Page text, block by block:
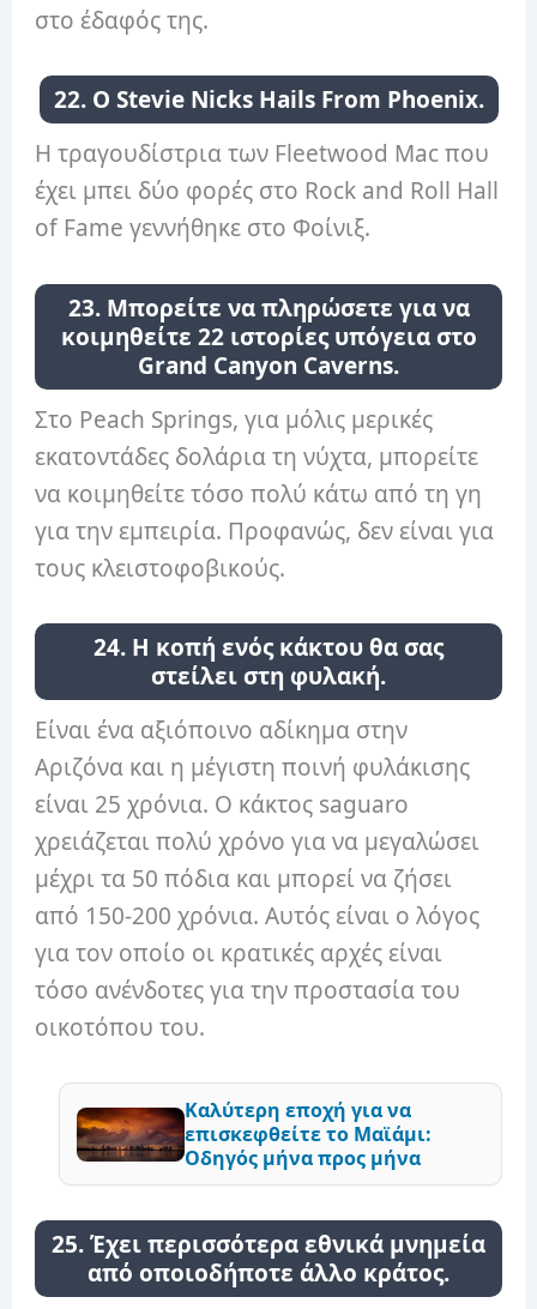
στο έδαφός της.
22. Ο Stevie Nicks Hails From Phoenix.
Η τραγουδίστρια των Fleetwood Mac που
έχει μπει δύο φορές στο Rock and Roll Hall
of Fame γεννήθηκε στο Φοίνιξ.
23. Μπορείτε να πληρώσετε για να
κοιμηθείτε 22 ιστορίες υπόγεια στο
Grand Canyon Caverns.
Στο Peach Springs, για μόλις μερικές
εκατοντάδες δολάρια τη νύχτα, μπορείτε
να κοιμηθείτε τόσο πολύ κάτω από τη γη
για την εμπειρία. Προφανώς, δεν είναι για
τους κλειστοφοβικούς.
24. Η κοπή ενός κάκτου θα σας
στείλει στη φυλακή.
Είναι ένα αξιόποινο αδίκημα στην
Αριζόνα και η μέγιστη ποινή φυλάκισης
είναι 25 χρόνια. Ο κάκτος saguaro
χρειάζεται πολύ χρόνο για να μεγαλώσει
μέχρι τα 50 πόδια και μπορεί να ζήσει
από 150-200 χρόνια. Αυτός είναι ο λόγος
για τον οποίο οι κρατικές αρχές είναι
τόσο ανένδοτες για την προστασία του
οικοτόπου του.
Καλύτερη εποχή για να
επισκεφθείτε το Μαϊάμι:
Οδηγός μήνα προς μήνα
25. Έχει περισσότερα εθνικά μνημεία
από οποιοδήποτε άλλο κράτος.